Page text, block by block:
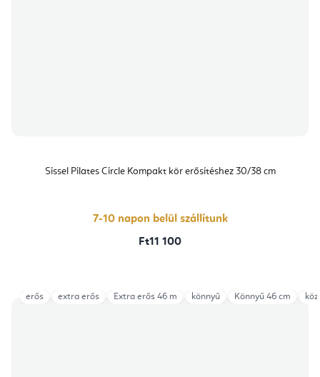
Sissel Pilates Circle Kompakt kör erősítéshez 30/38 cm
7-10 napon belül szállítunk
Ft11 100
erős extra erős Extra erős 46 m könnyű Könnyű 46 cm